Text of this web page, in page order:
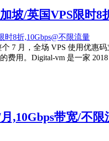
坡/英国VPS限时8
7 月，全场 VPS 使用优惠
费用。Digital-vm 是一家
,10Gbps带宽/不